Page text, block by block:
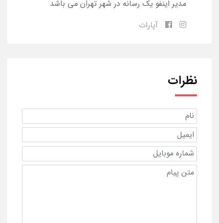
مدیر اینفو یک رسانه در شهر تهران می باشد
آپارات
نظرات